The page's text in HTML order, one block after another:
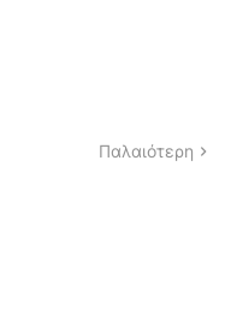
Παλαιότερη